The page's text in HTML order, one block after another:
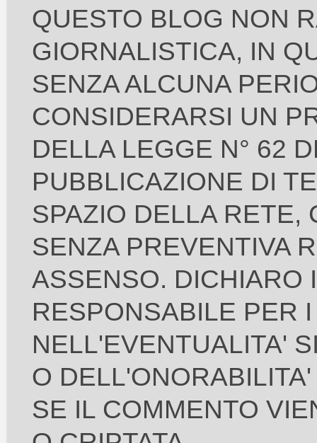
QUESTO BLOG NON
GIORNALISTICA, IN
SENZA ALCUNA
CONSIDERARSI UN
DELLA LEGGE N° 62
PUBBLICAZIONE DI
SPAZIO DELLA RETE,
SENZA PREVENTIVA
ASSENSO. DICHIARO
RESPONSABILE PER
NELL'EVENTUALITA'
O
SE IL COMMENTO